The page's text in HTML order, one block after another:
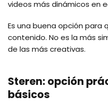
videos más dinámicos en
Es una buena opción para
contenido. No es la más
de las más creativas.
Steren: opción
básicos